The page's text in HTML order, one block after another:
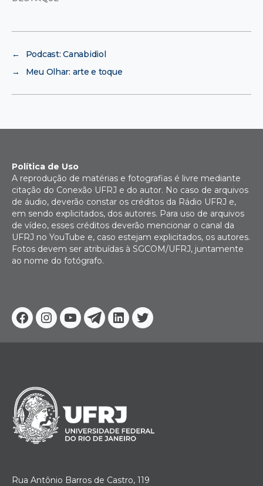
←
Podcast: Canabidiol
→
Meu Olhar: arte e toque
Facebook
Instagram
YoutubeTelegram
Linkedin
Twitter
Política de Uso
A reprodução de matérias e fotografias é livre mediante
citação do Conexão UFRJ e do autor. No caso de arquivos
de áudio, deverão constar os créditos da Rádio UFRJ e,
em sendo explicitados, dos autores. Para uso de arquivos
de vídeo, esses créditos deverão mencionar o canal da
UFRJ no YouTube e, caso estejam explicitados, os autores.
Fotos devem ser atribuídas à SGCOM/UFRJ, juntamente
ao nome do fotógrafo.
Rua Antônio Barros de Castro, 119